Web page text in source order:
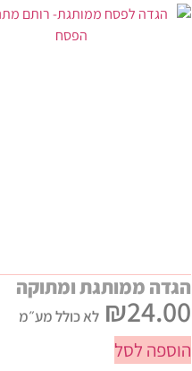
הגדה ממותגת ומתוקה
₪24.00 לא כולל מע״מ
הוספה לסל